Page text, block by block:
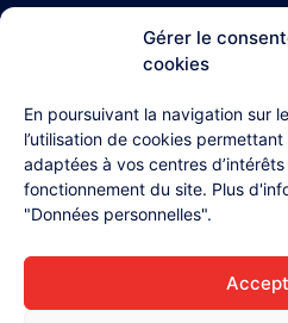
Gérer le
cookies
En poursuivant la navigation sur
l’utilisation de cookies
adaptées à vos centres d’intérêts
fonctionnement du site. Plus
"Données personnelles".
03 26
4, rue
51370